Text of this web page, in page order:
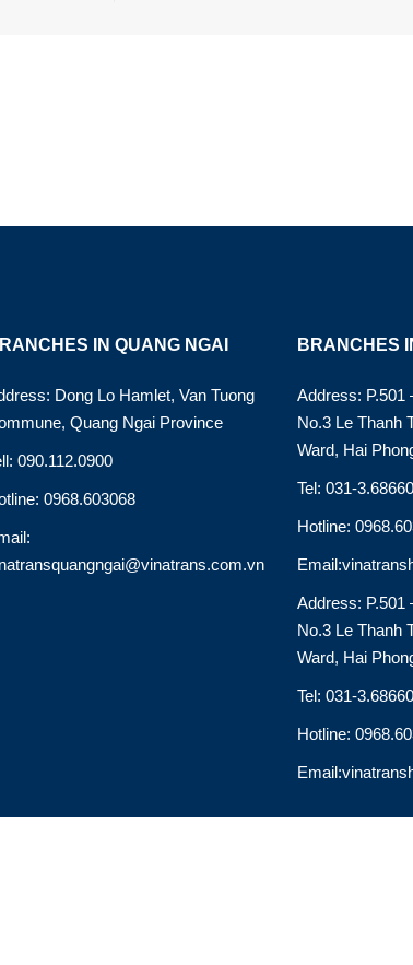
IN QUANG NGAI
Dong Lo Hamlet, Van Tuong
Quang Ngai Province
090.112.0900
0968.603068
BRANCHES
Address: P.501
No.3 Le Thanh
Ward, Hai
Tel: 031-
Hotline:
Address: P.501
No.3 Le Thanh
Ward, Hai
Tel: 031-
Hotline: